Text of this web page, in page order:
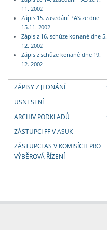
11. 2002
Zápis 15. zasedání PAS ze dne
15.11. 2002
Zápis z 16. schůze konané dne 5.
12. 2002
Zápis z schůze konané dne 19.
12. 2002
ZÁPISY Z JEDNÁNÍ
USNESENÍ
ARCHIV PODKLADŮ
ZÁSTUPCI FF V ASUK
ZÁSTUPCI AS V KOMISÍCH PRO
VÝBĚROVÁ ŘÍZENÍ